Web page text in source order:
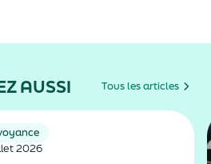
AUSSI Tous les articles
2026